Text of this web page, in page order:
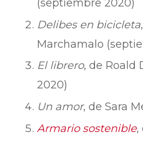
(septiembre 2020)
Delibes en bicicleta
Marchamalo
El librero, de Roald
2020)
Un amor, de Sara
Armario sostenible,